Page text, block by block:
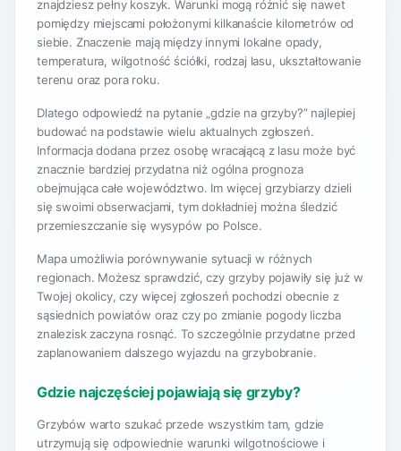
znajdziesz pełny koszyk. Warunki mogą różnić się nawet
pomiędzy miejscami położonymi kilkanaście kilometrów od
siebie. Znaczenie mają między innymi lokalne opady,
temperatura, wilgotność ściółki, rodzaj lasu, ukształtowanie
terenu oraz pora roku.
Dlatego odpowiedź na pytanie „gdzie na grzyby?” najlepiej
budować na podstawie wielu aktualnych zgłoszeń.
Informacja dodana przez osobę wracającą z lasu może być
znacznie bardziej przydatna niż ogólna prognoza
obejmująca całe województwo. Im więcej grzybiarzy dzieli
się swoimi obserwacjami, tym dokładniej można śledzić
przemieszczanie się wysypów po Polsce.
Mapa umożliwia porównywanie sytuacji w różnych
regionach. Możesz sprawdzić, czy grzyby pojawiły się już w
Twojej okolicy, czy więcej zgłoszeń pochodzi obecnie z
sąsiednich powiatów oraz czy po zmianie pogody liczba
znalezisk zaczyna rosnąć. To szczególnie przydatne przed
zaplanowaniem dalszego wyjazdu na grzybobranie.
Gdzie najczęściej pojawiają się grzyby?
Grzybów warto szukać przede wszystkim tam, gdzie
utrzymują się odpowiednie warunki wilgotnościowe i